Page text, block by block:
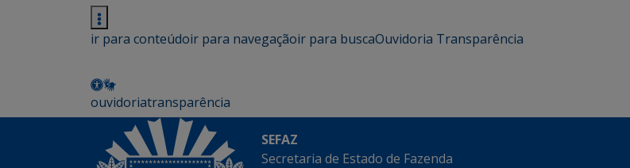
ir para conteúdoir para navegaçãoir para buscaOuvidoria Transparência
ouvidoriatransparência
SEFAZ
Secretaria de Estado de Fazenda